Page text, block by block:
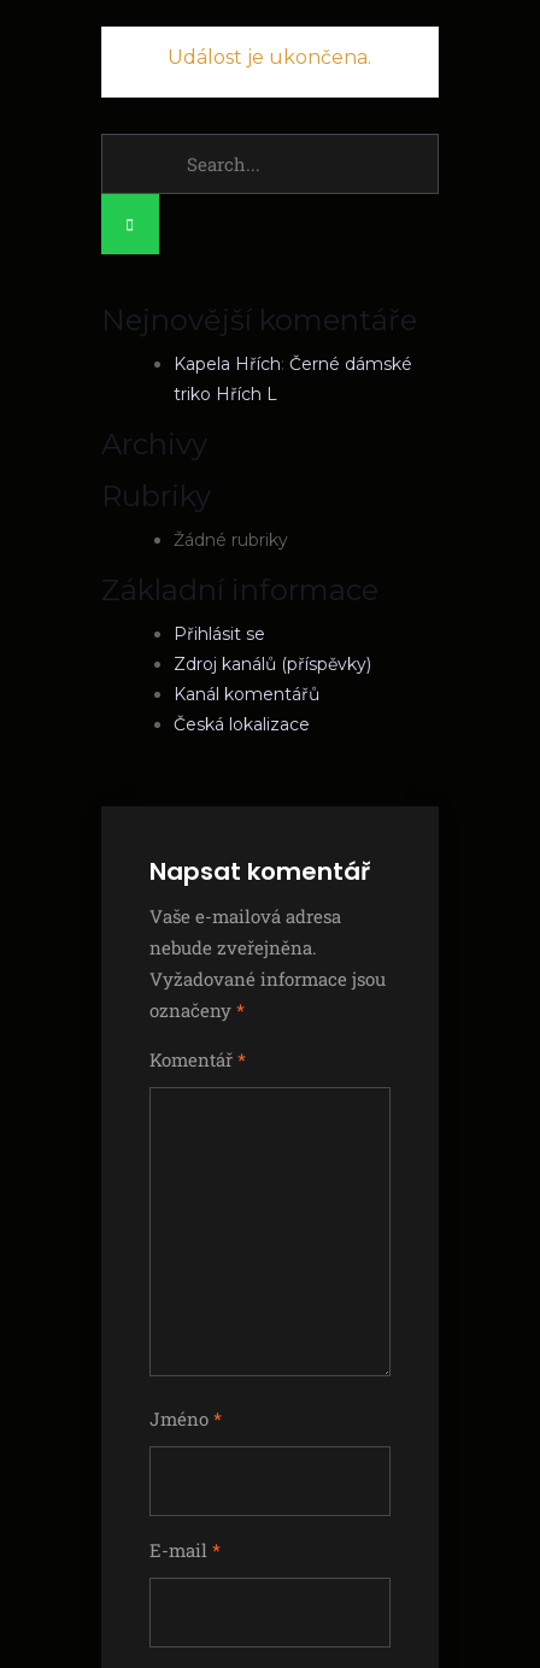
Událost je ukončena.
Nejnovější komentáře
Kapela Hřích: Černé dámské
triko Hřích L
Archivy
Rubriky
Žádné rubriky
Základní informace
Přihlásit se
Zdroj kanálů (příspěvky)
Kanál komentářů
Česká lokalizace
Napsat komentář
Vaše e-mailová adresa
nebude zveřejněna.
Vyžadované informace jsou
označeny *
Komentář *
Jméno *
E-mail *